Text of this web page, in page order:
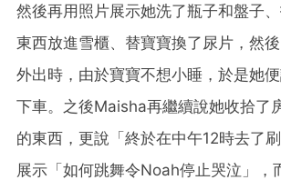
然後再用照片展示她洗了瓶子和盤子
東西放進雪櫃、替寶寶換了尿片，然
外出時，由於寶寶不想小睡，於是她
下車。之後Maisha再繼續說她收拾了
的東西，更說「終於在中午12時去了
展示「如何跳舞令Noah停止哭泣」，